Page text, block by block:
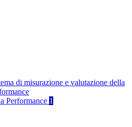
di misurazione e valutazione della
Performance 1